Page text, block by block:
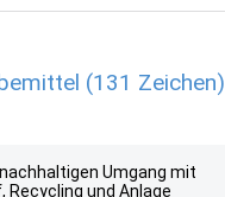
(131 Zeichen)
Umgang mit
Recycling und Anlage